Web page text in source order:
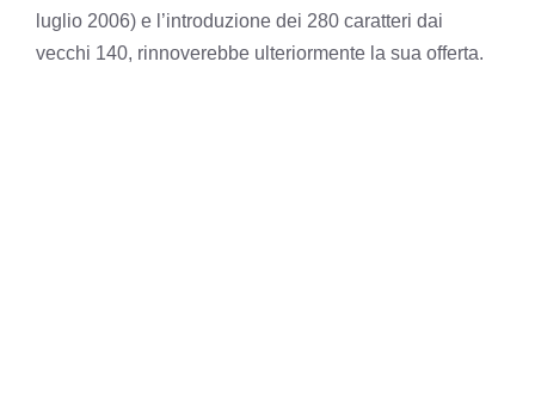
luglio 2006) e l’introduzione dei 280 caratteri dai
vecchi 140, rinnoverebbe ulteriormente la sua offerta.